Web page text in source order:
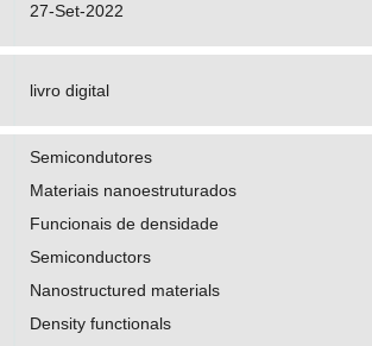
27-Set-2022
livro digital
Semicondutores
Materiais nanoestruturados
Funcionais de densidade
Semiconductors
Nanostructured materials
Density functionals